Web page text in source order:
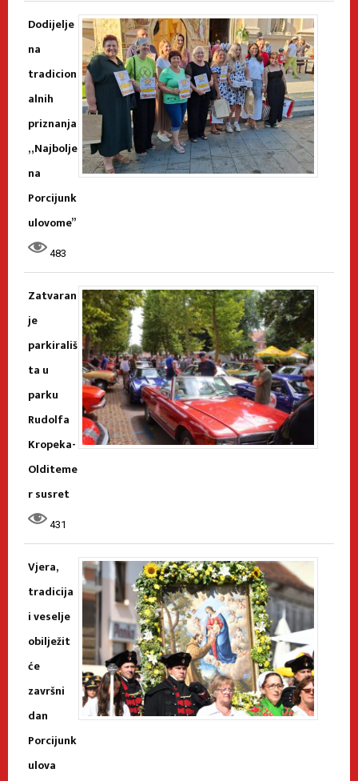
Dodijelje
na
tradicion
alnih
priznanja
„Najbolje
na
Porcijunk
ulovome”
483
Zatvaran
je
parkirališ
ta u
parku
Rudolfa
Kropeka-
Olditeme
r susret
431
Vjera,
tradicija
i veselje
obilježit
će
završni
dan
Porcijunk
ulova